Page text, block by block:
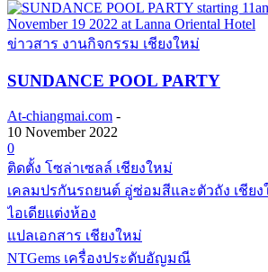
ข่าวสาร งานกิจกรรม เชียงใหม่
SUNDANCE POOL PARTY
At-chiangmai.com -
10 November 2022
0
ติดตั้ง โซล่าเซลล์ เชียงใหม่
เคลมปรกันรถยนต์ อู่ซ่อมสีและตัวถัง เชียง
ไอเดียแต่งห้อง
แปลเอกสาร เชียงใหม่
NTGems เครื่องประดับอัญมณี